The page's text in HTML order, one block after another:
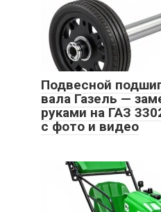
Подвесной
вала Газель —
руками на ГАЗ
с фото и видео